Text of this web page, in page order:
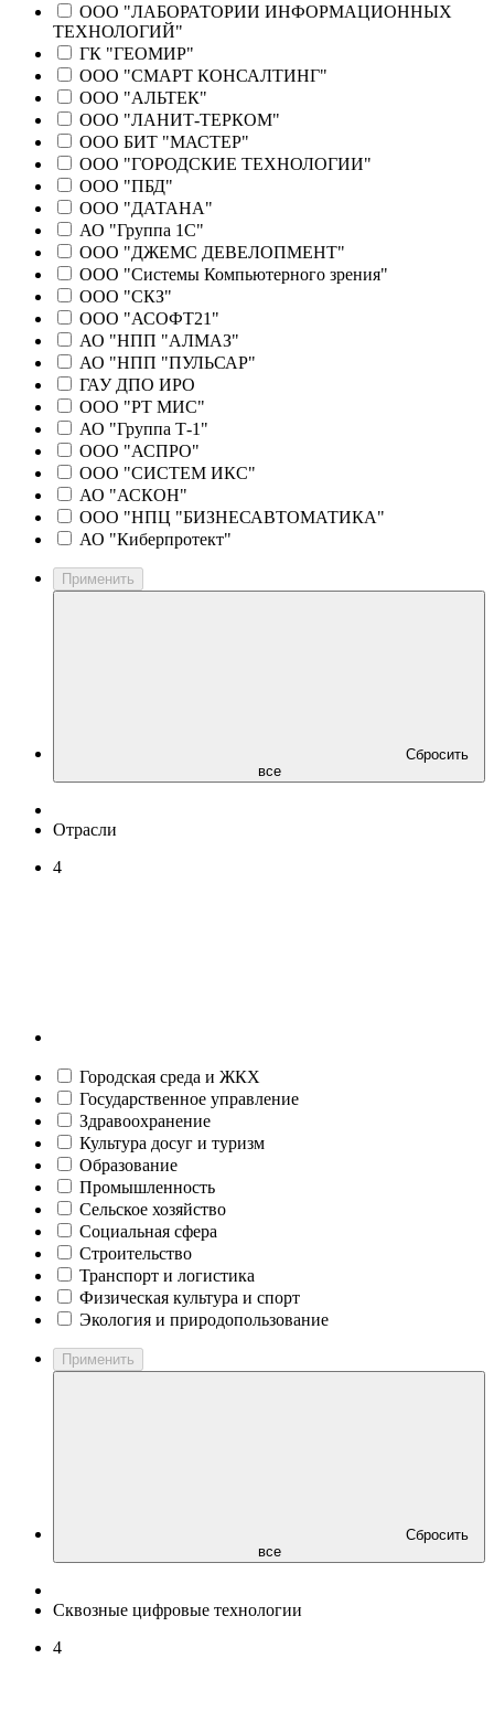
ООО "ЛАБОРАТОРИИ ИНФОРМАЦИОННЫХ
ТЕХНОЛОГИЙ"
ГК "ГЕОМИР"
ООО "СМАРТ КОНСАЛТИНГ"
ООО "АЛЬТЕК"
ООО "ЛАНИТ-ТЕРКОМ"
ООО БИТ "МАСТЕР"
ООО "ГОРОДСКИЕ ТЕХНОЛОГИИ"
ООО "ПБД"
ООО "ДАТАНА"
АО "Группа 1С"
ООО "ДЖЕМС ДЕВЕЛОПМЕНТ"
ООО "Системы Компьютерного зрения"
ООО "СКЗ"
ООО "АСОФТ21"
АО "НПП "АЛМАЗ"
АО "НПП "ПУЛЬСАР"
ГАУ ДПО ИРО
ООО "РТ МИС"
АО "Группа Т-1"
ООО "АСПРО"
ООО "СИСТЕМ ИКС"
АО "АСКОН"
ООО "НПЦ "БИЗНЕСАВТОМАТИКА"
АО "Киберпротект"
Применить
Сбросить
все
Отрасли
4
Городская среда и ЖКХ
Государственное управление
Здравоохранение
Культура досуг и туризм
Образование
Промышленность
Сельское хозяйство
Социальная сфера
Строительство
Транспорт и логистика
Физическая культура и спорт
Экология и природопользование
Применить
Сбросить
все
Сквозные цифровые технологии
4